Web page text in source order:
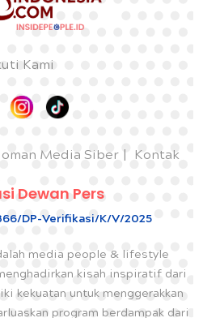
Kami
Media Siber Kontak
Dewan Pers
DP-Verifikasi/K/V/2025
media people & lifestyle
kisah inspiratif dari
kekuatan untuk menggerakkan
program berdampak dari